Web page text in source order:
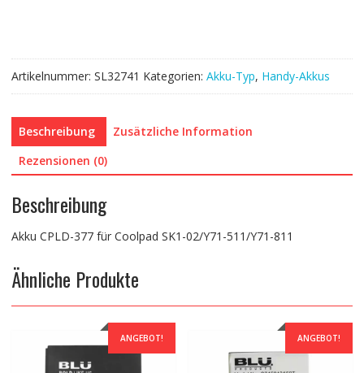
811
Menge
Artikelnummer: SL32741 Kategorien: Akku-Typ, Handy-Akkus
Beschreibung
Zusätzliche Information
Rezensionen (0)
Beschreibung
Akku CPLD-377 für Coolpad SK1-02/Y71-511/Y71-811
Ähnliche Produkte
ANGEBOT! ANGEBOT!